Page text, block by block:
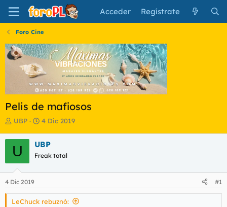
Acceder Regístrate
Foro Cine
Pelis de mafiosos
I
i
c
i
a
d
o
r
d
UBP
F
h
a
e
n
i
4 Dic 2019
U UBP
Freak total
4 Dic 2019 #1
LeChuck rebuznó: